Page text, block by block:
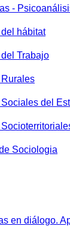
-
hábitat
Trabajo
del
Sociologia
en diálogo.